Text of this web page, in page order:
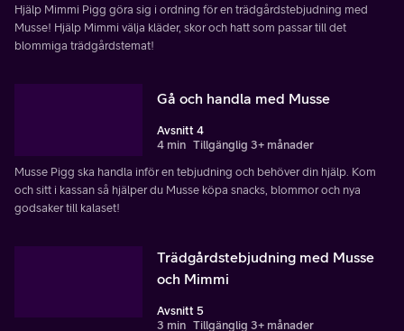
Hjälp Mimmi Pigg göra sig i ordning för en trädgårdstebjudning med
Musse! Hjälp Mimmi välja kläder, skor och hatt som passar till det
blommiga trädgårdstemat!
Gå och handla med Musse
Avsnitt 4
4 min Tillgänglig 3+ månader
Musse Pigg ska handla inför en tebjudning och behöver din hjälp. Kom
och sitt i kassan så hjälper du Musse köpa snacks, blommor och nya
godsaker till kalaset!
Trädgårdstebjudning med Musse
och Mimmi
Avsnitt 5
3 min Tillgänglig 3+ månader